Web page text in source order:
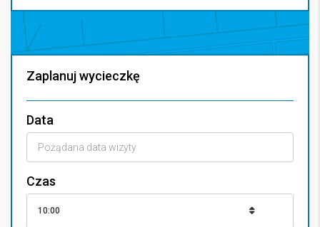
Zaplanuj wycieczkę
Data
Czas
10:00